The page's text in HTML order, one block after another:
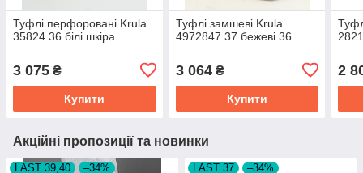
Туфлі перфоровані Krula
35824 36 білі шкіра
3 075 ₴
Купити
Туфлі замшеві Krula
4972847 37 бежеві 36
3 064₴
Купити
2
Акційні пропозиції та новинки
LAST 39,40 –34% LAST 37 –34%